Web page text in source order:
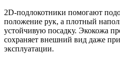
2D-подлокотники помогают
положение рук, а плотный
устойчивую посадку. Экокожа
сохраняет внешний вид даже
эксплуатации.